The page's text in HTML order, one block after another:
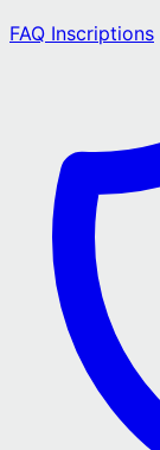
FAQ Inscriptions